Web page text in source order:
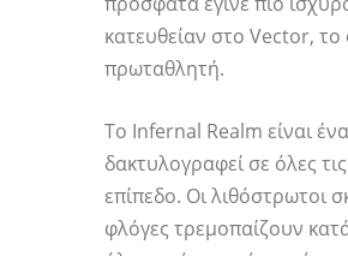
κατευθείαν στο Vector,
πρωταθλητή.
Το Infernal Realm είναι
δακτυλογραφεί σε όλες
επίπεδο. Οι λιθόστρωτοι
φλόγες τρεμοπαίζουν